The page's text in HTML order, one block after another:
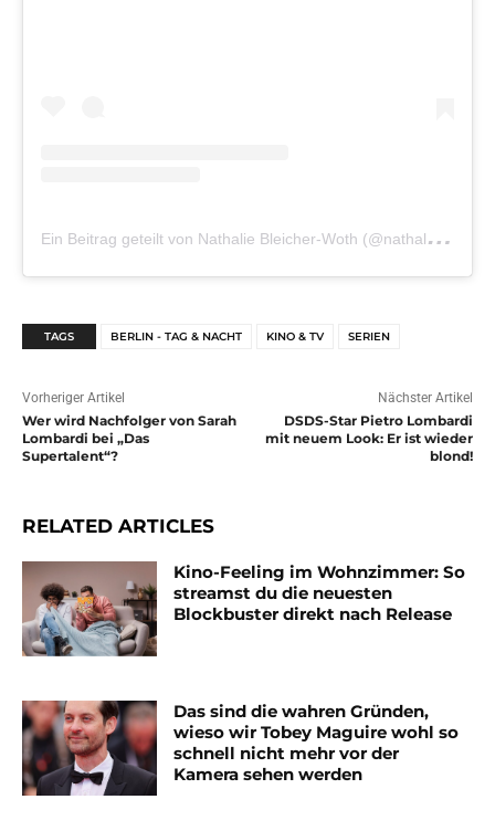
E
in Beitrag geteilt von Nathalie Bleicher-Woth (@nathalie_bw)
TAGS BERLIN - TAG & NACHT KINO & TV SERIEN
Vorheriger Artikel
Wer wird Nachfolger von Sarah
Lombardi bei „Das
Supertalent“?
Nächster Artikel
DSDS-Star Pietro Lombardi
mit neuem Look: Er ist wieder
blond!
RELATED ARTICLES
Kino-Feeling im Wohnzimmer: So
streamst du die neuesten
Blockbuster direkt nach Release
Das sind die wahren Gründen,
wieso wir Tobey Maguire wohl so
schnell nicht mehr vor der
Kamera sehen werden